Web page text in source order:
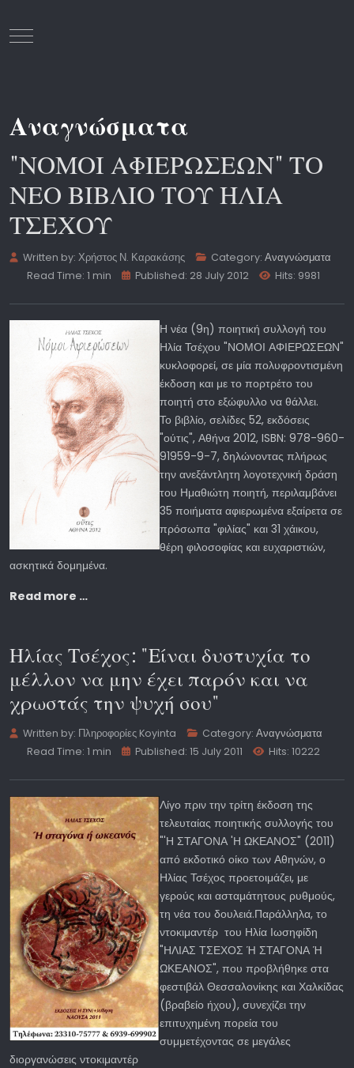
Mobile Menu Toggle
Αναγνώσματα
"ΝΟΜΟΙ ΑΦΙΕΡΩΣΕΩΝ" ΤΟ
ΝΕΟ ΒΙΒΛΙΟ ΤΟΥ ΗΛΙΑ
ΤΣΕΧΟΥ
Written by:Χρήστος Ν. Καρακάσης Category:Αναγνώσματα
Read Time: 1 min
Published: 28 July 2012 Hits: 9981
Η νέα (9η) ποιητική συλλογή του
Ηλία Τσέχου "ΝΟΜΟΙ ΑΦΙΕΡΩΣΕΩΝ"
κυκλοφορεί, σε μία πολυφροντισμένη
έκδοση και με το πορτρέτο του
ποιητή στο εξώφυλλο να θάλλει.
Το βιβλίο, σελίδες 52, εκδόσεις
"ούτις", Αθήνα 2012, ISBN: 978-960-
91959-9-7, δηλώνοντας πλήρως
την ανεξάντλητη λογοτεχνική δράση
του Ημαθιώτη ποιητή, περιλαμβάνει
35 ποιήματα αφιερωμένα εξαίρετα σε
πρόσωπα "φιλίας" και 31 χάικου,
θέρη φιλοσοφίας και ευχαριστιών,
ασκητικά δομημένα.
Read more …
Ηλίας Τσέχος: "Είναι δυστυχία το
μέλλον να μην έχει παρόν και να
χρωστάς την ψυχή σου"
Written by: Πληροφορίες Koyinta Category:Αναγνώσματα
Read Time: 1 min
Published: 15 July 2011 Hits: 10222
Λίγο πριν την τρίτη έκδοση της
τελευταίας ποιητικής συλλογής του
"'Η ΣΤΑΓΟΝΑ 'Η ΩΚΕΑΝΟΣ" (2011)
από εκδοτικό οίκο των Αθηνών, ο
Ηλίας Τσέχος προετοιμάζει, με
γερούς και ασταμάτητους ρυθμούς,
τη νέα του δουλειά.Παράλληλα, το
ντοκιμαντέρ του Ηλία Ιωσηφίδη
"ΗΛΙΑΣ ΤΣΕΧΟΣ Ή ΣΤΑΓΟΝΑ Ή
ΩΚΕΑΝΟΣ", που προβλήθηκε στα
φεστιβάλ Θεσσαλονίκης και Χαλκίδας
(βραβείο ήχου), συνεχίζει την
επιτυχημένη πορεία του
συμμετέχοντας σε μεγάλες
διοργανώσεις ντοκιμαντέρ